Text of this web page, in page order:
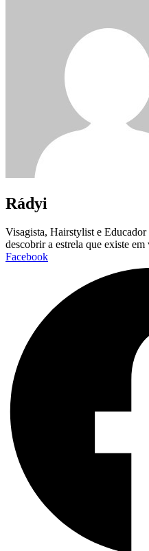
Rádyi
Visagista, Hairstylist e
descobrir a estrela que existe em
Facebook